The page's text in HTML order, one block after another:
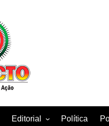
Editorial Política